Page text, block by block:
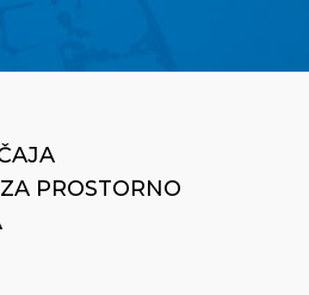
PROSTORNO